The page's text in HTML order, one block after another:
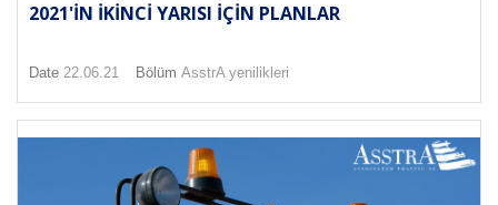
2021'IN IKINCI YARISI IÇIN PLANLAR
Date 22.06.21 Bölüm AsstrA yenilikleri